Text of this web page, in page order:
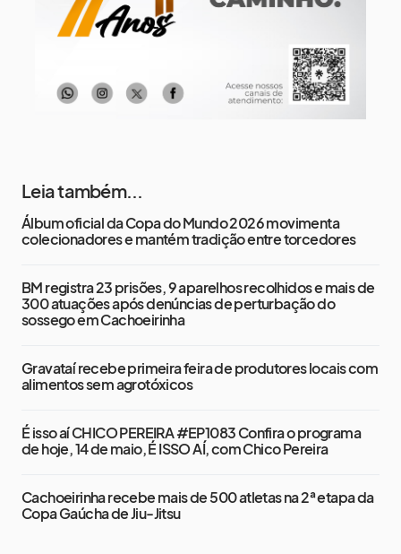
Leia também...
Álbum oficial da Copa do Mundo 2026 movimenta
colecionadores e mantém tradição entre torcedores
BM registra 23 prisões, 9 aparelhos recolhidos e mais de
300 atuações após denúncias de perturbação do
sossego em Cachoeirinha
Gravataí recebe primeira feira de produtores locais com
alimentos sem agrotóxicos
É isso aí CHICO PEREIRA #EP1083 Confira o programa
de hoje, 14 de maio, É ISSO AÍ, com Chico Pereira
Cachoeirinha recebe mais de 500 atletas na 2ª etapa da
Copa Gaúcha de Jiu-Jitsu